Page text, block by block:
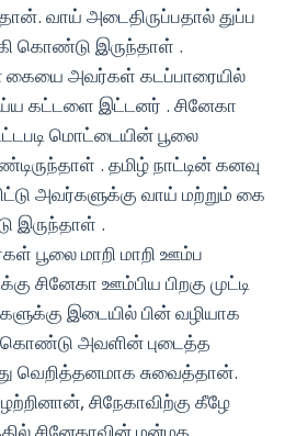
வாய் அடைதிருப்பதால் துப்ப
கொண்டு இருந்தாள் .
கையை அவர்கள் கடப்பாரையில்
கட்டளை இட்டனர் . சினேகா
மொட்டையின் பூலை
. தமிழ் நாட்டின் கனவு
அவர்களுக்கு வாய் மற்றும் கை
இருந்தாள் .
பூலை மாறி மாறி ஊம்ப
சினேகா ஊம்பிய பிறகு முட்டி
இடையில் பின் வழியாக
கொண்டு அவளின் புடைத்த
வெறித்தனமாக சுவைத்தான்.
சிநேகாவிற்கு கீழே